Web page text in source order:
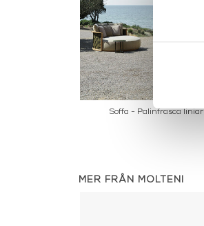
Soffa - Palinfrasca liniar
MER FRÅN MOLTENI